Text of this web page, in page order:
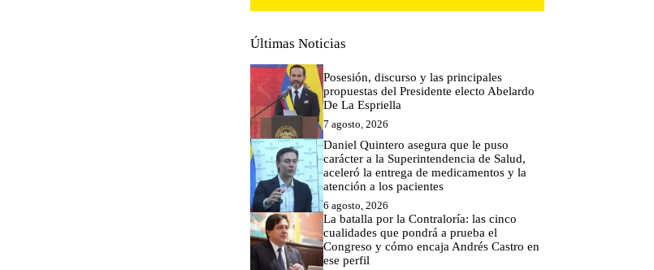
Últimas Noticias
Posesión, discurso y las principales
propuestas del Presidente electo Abelardo
De La Espriella
7 agosto, 2026
Daniel Quintero asegura que le puso
carácter a la Superintendencia de Salud,
aceleró la entrega de medicamentos y la
atención a los pacientes
6 agosto, 2026
La batalla por la Contraloría: las cinco
cualidades que pondrá a prueba el
Congreso y cómo encaja Andrés Castro en
ese perfil